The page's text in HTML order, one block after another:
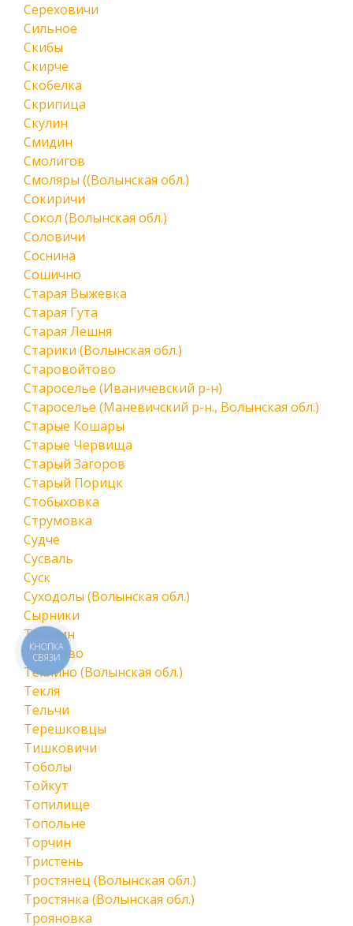
Сереховичи
Сильное
Скибы
Скирче
Скобелка
Скрипица
Скулин
Смидин
Смолигов
Смоляры ((Волынская обл.)
Сокиричи
Сокол (Волынская обл.)
Соловичи
Соснина
Сошично
Старая Выжевка
Старая Гута
Старая Лешня
Старики (Волынская обл.)
Старовойтово
Староселье (Иваничевский р-н)
Староселье (Маневичский р-н., Волынская обл.)
Старые Кошары
Старые Червища
Старый Загоров
Старый Порицк
Стобыховка
Струмовка
Судче
Сусваль
Суск
Суходолы (Волынская обл.)
Сырники
Тагачин
Тарасово
Теклино (Волынская обл.)
Текля
Тельчи
Терешковцы
Тишковичи
Тоболы
Тойкут
Топилище
Топольне
Торчин
Тристень
Тростянец (Волынская обл.)
Тростянка (Волынская обл.)
Трояновка
КНОПКА
СВЯЗИ